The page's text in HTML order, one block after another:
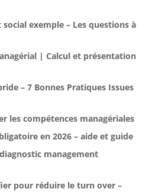
exemple – Les questions à
| Calcul et présentation
– 7 Bonnes Pratiques Issues
les compétences managériales
en 2026 – aide et guide
management
pour réduire le turn over –